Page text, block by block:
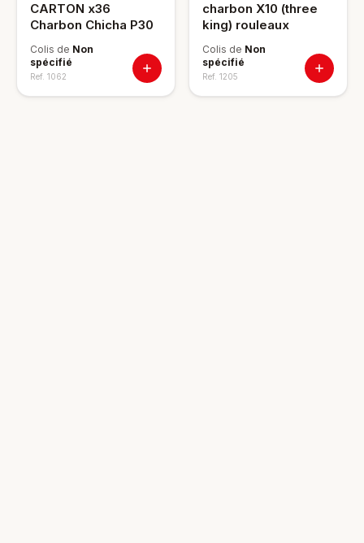
CARTON x36
Charbon Chicha P30
Colis de Non
spécifié
Ref. 1062
charbon X10 (three
king) rouleaux
Colis de Non
spécifié
Ref. 1205